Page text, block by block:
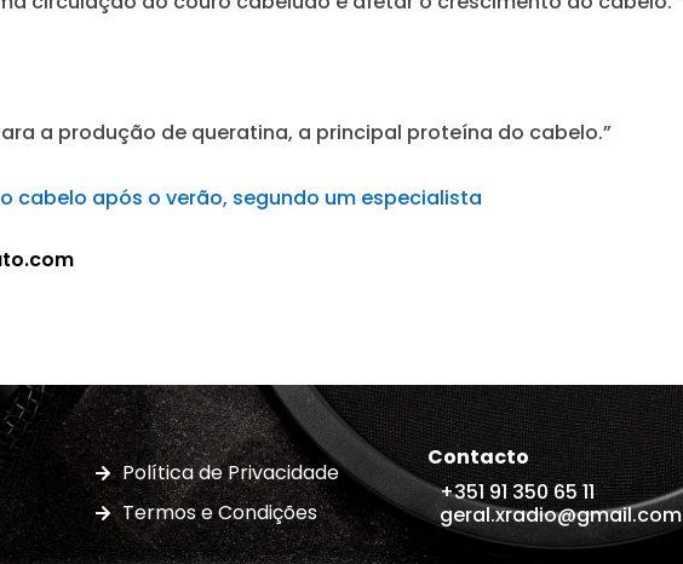
a produção de queratina, a principal proteína do cabelo.”
cabelo após o verão, segundo um especialista
Política de Privacidade
Termos e Condições
Contacto
+351 91 350 65 11
geral.xradio@gmail.com